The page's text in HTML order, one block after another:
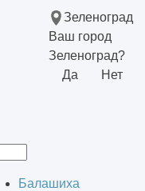
Зеленоград
Ваш город
Зеленоград?
Да
Нет
Балашиха